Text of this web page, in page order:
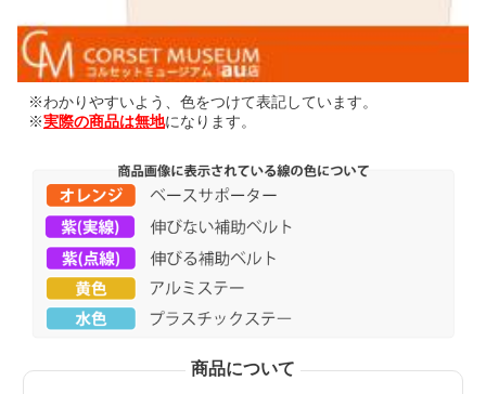
※わかりやすいよう、色をつけて表記しています。
※実際の商品は無地になります。
商品について